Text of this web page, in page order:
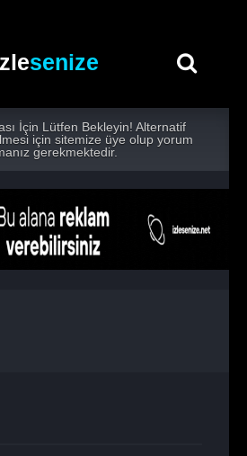
senize
İçin Lütfen Bekleyin! Alternatif
için sitemize üye olup yorum
gerekmektedir.